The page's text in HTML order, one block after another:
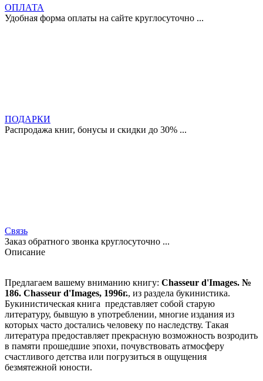
ОПЛАТА
Удобная форма оплаты на сайте круглосуточно ...
ПОДАРКИ
Распродажа книг, бонусы и скидки до 30% ...
Связь
Заказ обратного звонка круглосуточно ...
Описание
Предлагаем вашему вниманию книгу: Chasseur d'Images. №
186. Chasseur d'Images, 1996г., из раздела букинистика.
Букинистическая книга представляет собой старую
литературу, бывшую в употреблении, многие издания из
которых часто достались человеку по наследству. Такая
литература предоставляет прекрасную возможность возродить
в памяти прошедшие эпохи, почувствовать атмосферу
счастливого детства или погрузиться в ощущения
безмятежной юности.